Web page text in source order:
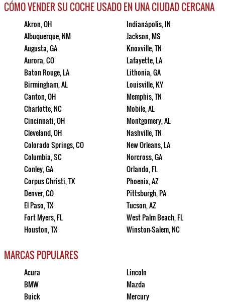
CÓMO VENDER SU COCHE USADO EN UNA CIUDAD CERCANA
Akron, OH
Albuquerque, NM
Augusta, GA
Aurora, CO
Baton Rouge, LA
Birmingham, AL
Canton, OH
Charlotte, NC
Cincinnati, OH
Cleveland, OH
Colorado Springs, CO
Columbia, SC
Conley, GA
Corpus Christi, TX
Denver, CO
El Paso, TX
Fort Myers, FL
Houston, TX
Indianápolis, IN
Jackson, MS
Knoxville, TN
Lafayette, LA
Lithonia, GA
Louisville, KY
Memphis, TN
Mobile, AL
Montgomery, AL
Nashville, TN
New Orleans, LA
Norcross, GA
Orlando, FL
Phoenix, AZ
Pittsburgh, PA
Tucson, AZ
West Palm Beach, FL
Winston-Salem, NC
MARCAS POPULARES
Acura
BMW
Buick
Lincoln
Mazda
Mercury